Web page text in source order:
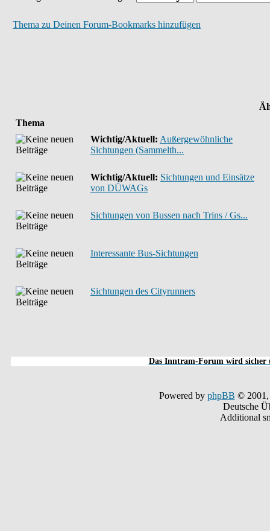
Thema zu Deinen Forum-Bookmarks hinzufügen
Thema
Wichtig/Aktuell: Außergewöhnliche
Sichtungen (Sammelth...
Wichtig/Aktuell: Sichtungen und Einsätze
von DÜWAGs
Sichtungen von Bussen nach Trins / Gs...
Interessante Bus-Sichtungen
Sichtungen des Cityrunners
Das Inntram-Forum wird sicher
Powered by phpBB © 2001,
Deutsche
Additional